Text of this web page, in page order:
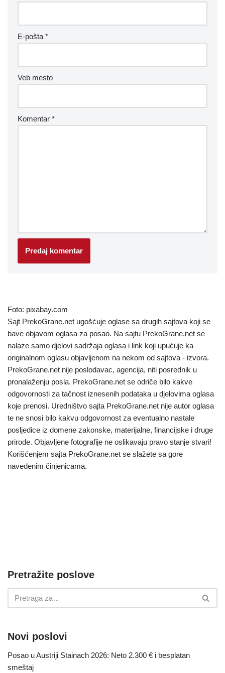
E-pošta *
Veb mesto
Komentar *
Foto: pixabay.com
Sajt PrekoGrane.net ugošćuje oglase sa drugih sajtova koji se
bave objavom oglasa za posao. Na sajtu PrekoGrane.net se
nalaze samo djelovi sadržaja oglasa i link koji upućuje ka
originalnom oglasu objavljenom na nekom od sajtova - izvora.
PrekoGrane.net nije poslodavac, agencija, niti posrednik u
pronalaženju posla. PrekoGrane.net se odriče bilo kakve
odgovornosti za tačnost iznesenih podataka u djelovima oglasa
koje prenosi. Uredništvo sajta PrekoGrane.net nije autor oglasa
te ne snosi bilo kakvu odgovornost za eventualno nastale
posljedice iz domene zakonske, materijalne, financijske i druge
prirode. Objavljene fotografije ne oslikavaju pravo stanje stvari!
Korišćenjem sajta PrekoGrane.net se slažete sa gore
navedenim činjenicama.
Pretražite poslove
Novi poslovi
Posao u Austriji Stainach 2026: Neto 2.300 € i besplatan
smeštaj